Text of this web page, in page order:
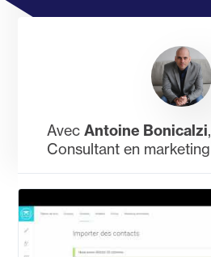
AvecAntoine Bonicalzi,
Consultant en marketing